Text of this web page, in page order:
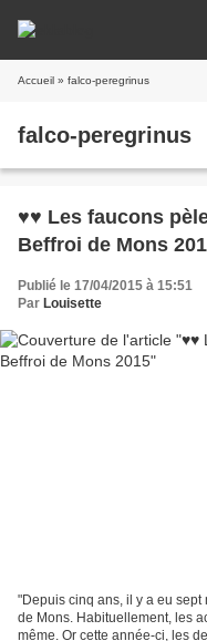
Accueil » falco-peregrinus
falco-peregrinus
♥♥ Les faucons
Beffroi de Mons
Publié le 17/04/2015 à 15:51
Par Louisette
"Depuis cinq ans, il y a eu
de Mons. Habituellement, les
même. Or cette année-ci, les